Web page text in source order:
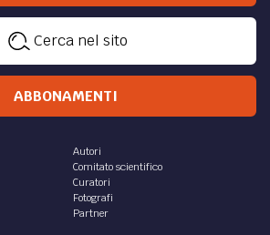
Cerca nel sito
ABBONAMENTI
Autori
Comitato scientifico
Curatori
Fotografi
Partner